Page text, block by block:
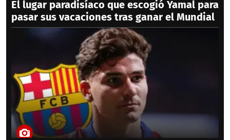
El lugar paradisíaco que escogió Yamal para
pasar sus vacaciones tras ganar el Mundial